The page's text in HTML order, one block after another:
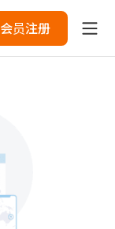
会员注册